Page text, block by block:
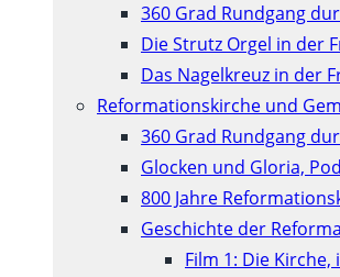
360 Grad Rundgang
Die Strutz Orgel in der
Das Nagelkreuz in der
Reformationskirche und
360 Grad Rundgang
Glocken und Gloria,
800 Jahre
Geschichte der
Film 1: Die